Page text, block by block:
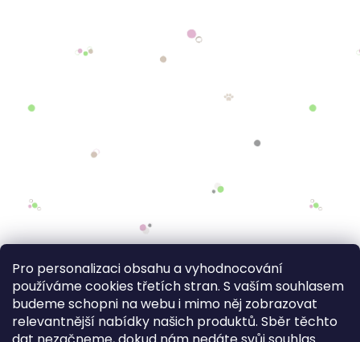
Pro personalizaci obsahu a vyhodnocování
používáme cookies třetích stran. S vaším souhlasem
budeme schopni na webu i mimo něj zobrazovat
relevantnější nabídky našich produktů. Sběr těchto